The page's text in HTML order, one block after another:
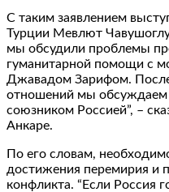
С таким заявлением
Турции Мевлют Чавушоглу
мы обсудили проблемы
гуманитарной помощи с
Джавадом Зарифом.
отношений мы
союзником Россией”, –
Анкаре.
По его словам,
достижения перемирия и
конфликта. “Если Россия